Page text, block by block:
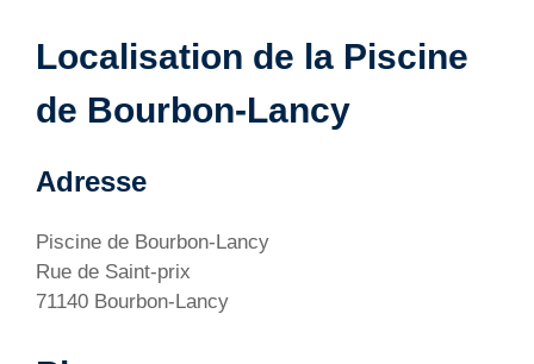
Localisation de la Piscine
de Bourbon-Lancy
Adresse
Piscine de Bourbon-Lancy
Rue de Saint-prix
71140 Bourbon-Lancy